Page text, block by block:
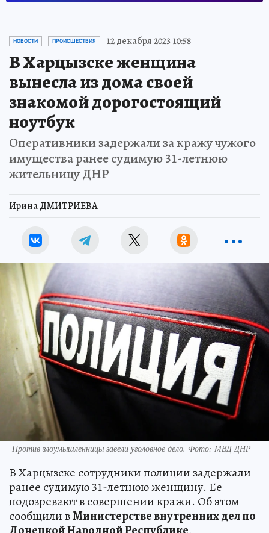
НОВОСТИ ПРОИСШЕСТВИЯ 12 декабря 2023 10:58
В Харцызске женщина
вынесла из дома своей
знакомой дорогостоящий
ноутбук
Оперативники задержали за кражу чужого
имущества ранее судимую 31-летнюю
жительницу ДНР
Ирина ДМИТРИЕВА
Против злоумышленницы завели уголовное дело. Фото: МВД ДНР
В Харцызске сотрудники полиции задержали
ранее судимую 31-летнюю женщину. Ее
подозревают в совершении кражи. Об этом
сообщили вМинистерстве внутренних дел по